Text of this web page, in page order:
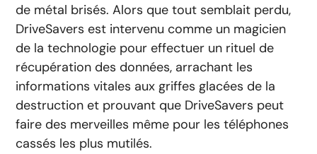
de métal brisés. Alors que tout semblait perdu,
DriveSavers est intervenu comme un magicien
de la technologie pour effectuer un rituel de
récupération des données, arrachant les
informations vitales aux griffes glacées de la
destruction et prouvant que DriveSavers peut
faire des merveilles même pour les téléphones
cassés les plus mutilés.